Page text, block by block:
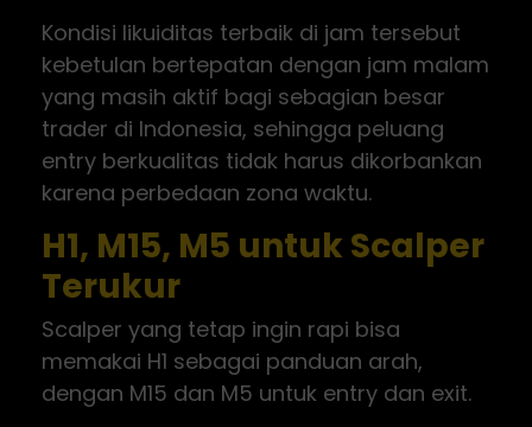
Kondisi likuiditas terbaik di jam tersebut
kebetulan bertepatan dengan jam malam
yang masih aktif bagi sebagian besar
trader di Indonesia, sehingga peluang
entry berkualitas tidak harus dikorbankan
karena perbedaan zona waktu.
H1, M15, M5 untuk Scalper
Terukur
Scalper yang tetap ingin rapi bisa
memakai H1 sebagai panduan arah,
dengan M15 dan M5 untuk entry dan exit.